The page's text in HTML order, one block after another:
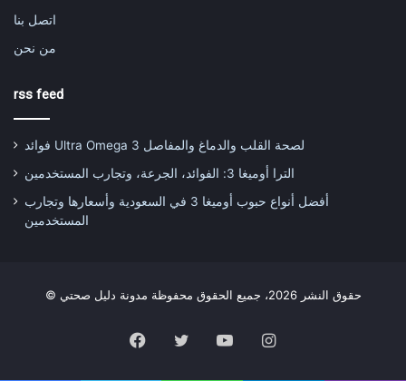
اتصل بنا
من نحن
rss feed
فوائد Ultra Omega 3 لصحة القلب والدماغ والمفاصل
الترا أوميغا 3: الفوائد، الجرعة، وتجارب المستخدمين
أفضل أنواع حبوب أوميغا 3 في السعودية وأسعارها وتجارب
المستخدمين
© حقوق النشر 2026، جميع الحقوق محفوظة مدونة دليل صحتي
Facebook
Twitter YouTubeInstagram